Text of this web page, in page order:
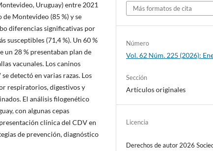
Uruguay) entre 2021
Montevideo (85 %) y se
diferencias significativas por
susceptibles (71,4 %). Un 60 %
un 28 % presentaban plan de
vacunales. Los caninos
detectó en varias razas. Los
respiratorios, digestivos y
El análisis filogenético
con algunas cepas
clínica del CDV en
de prevención, diagnóstico
Más formatos de cita
Número
Vol. 62 Núm. 225 (2026):
Sección
Artículos originales
Licencia
Derechos de autor 2026